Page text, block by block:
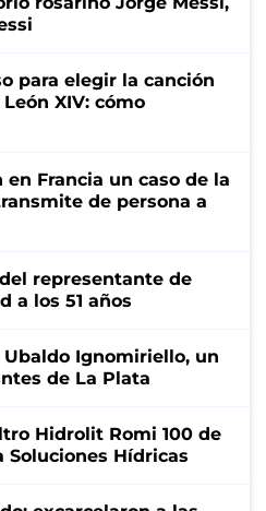
para elegir la canción
XIV: cómo
Francia un caso de la
de persona a
representante de
a los 51 años
Ignomiriello, un
de La Plata
Hidrolit Romi 100 de
Soluciones Hídricas